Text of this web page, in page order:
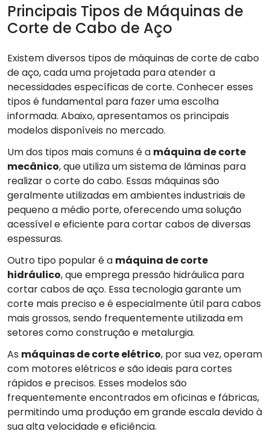
Principais Tipos de Máquinas de
Corte de Cabo de Aço
Existem diversos tipos de máquinas de corte de cabo
de aço, cada uma projetada para atender a
necessidades específicas de corte. Conhecer esses
tipos é fundamental para fazer uma escolha
informada. Abaixo, apresentamos os principais
modelos disponíveis no mercado.
Um dos tipos mais comuns é a máquina de corte
mecânico, que utiliza um sistema de lâminas para
realizar o corte do cabo. Essas máquinas são
geralmente utilizadas em ambientes industriais de
pequeno a médio porte, oferecendo uma solução
acessível e eficiente para cortar cabos de diversas
espessuras.
Outro tipo popular é a máquina de corte
hidráulico, que emprega pressão hidráulica para
cortar cabos de aço. Essa tecnologia garante um
corte mais preciso e é especialmente útil para cabos
mais grossos, sendo frequentemente utilizada em
setores como construção e metalurgia.
As máquinas de corte elétrico, por sua vez, operam
com motores elétricos e são ideais para cortes
rápidos e precisos. Esses modelos são
frequentemente encontrados em oficinas e fábricas,
permitindo uma produção em grande escala devido à
sua alta velocidade e eficiência.